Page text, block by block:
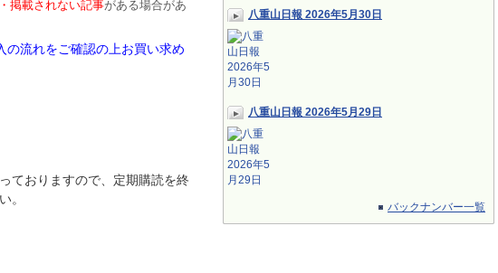
八重山日報 2026年5月30日
八重山日報 2026年5月29日
バックナンバー一覧
掲載されない記事がある場合があ
の流れをご確認の上お買い求め
ておりますので、定期購読を終
。